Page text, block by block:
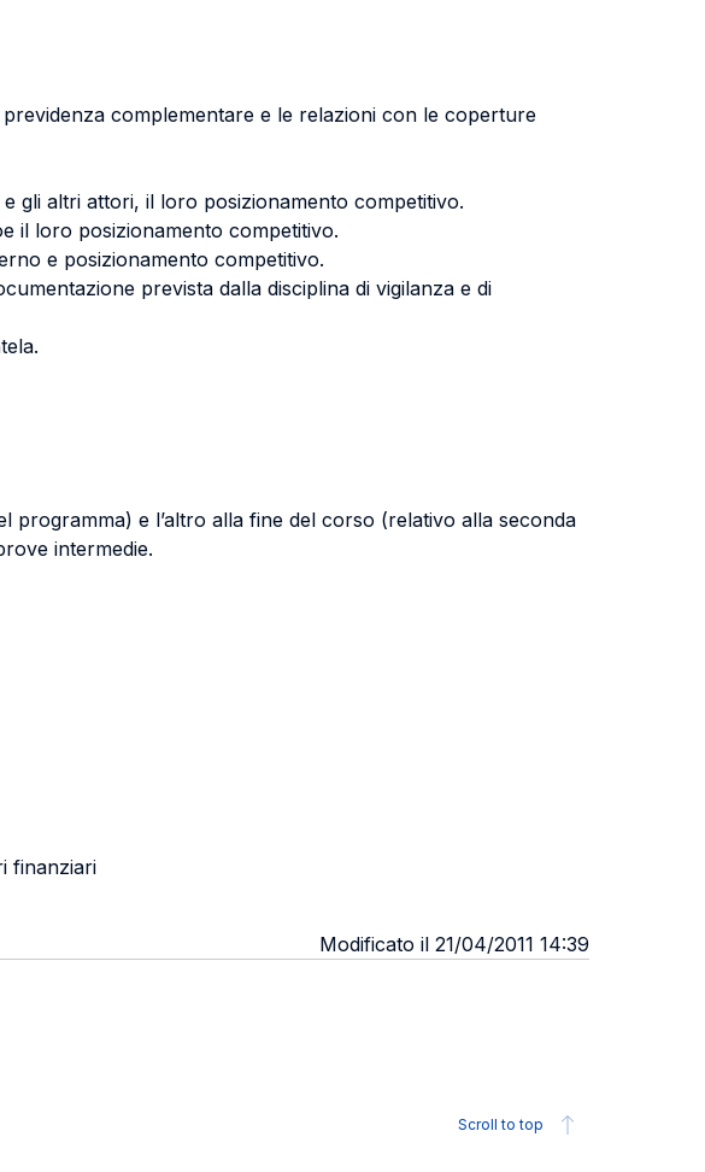
complementare e le relazioni con le coperture
gli altri attori, il loro posizionamento competitivo.
il loro posizionamento competitivo.
e posizionamento competitivo.
prevista dalla disciplina di vigilanza e di
programma) e l’altro alla fine del corso (relativo alla seconda
intermedie.
finanziari
Modificato il 21/04/2011 14:39
Scroll to top